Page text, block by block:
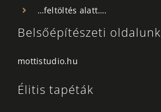
…feltöltés alatt….
Belsőépítészeti oldalunk
mottistudio.hu
Élitis tapéták